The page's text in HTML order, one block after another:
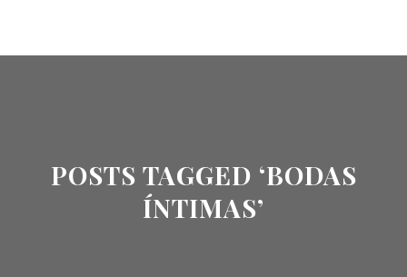
POSTS TAGGED ‘BODAS
ÍNTIMAS’